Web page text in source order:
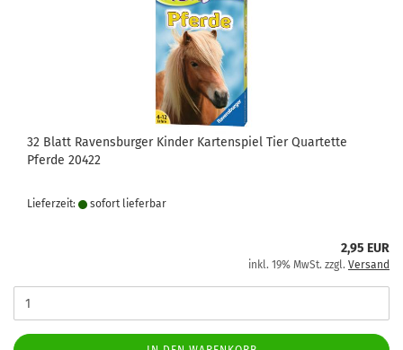
32 Blatt Ravensburger Kinder Kartenspiel Tier Quartette
Pferde 20422
Lieferzeit: sofort lie­fer­bar
2,95 EUR
inkl. 19% MwSt. zzgl. Versand